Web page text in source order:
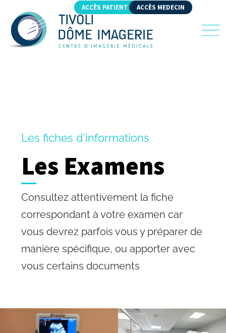
ACCÈS PATIENT ACCÈS MEDECIN
Les fiches d'informations
Les Examens
Consultez attentivement la fiche
correspondant à votre examen car
vous devrez parfois vous y préparer de
manière spécifique, ou apporter avec
vous certains documents